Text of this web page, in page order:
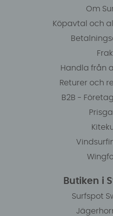
Om
Köpavtal och
Handla från
Returer och
B2B -
Butiken i
Surfspot